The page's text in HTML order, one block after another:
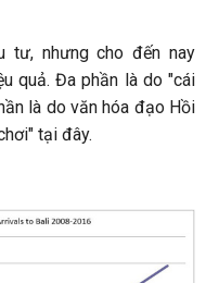
tư, nhưng cho đến nay
quả. Đa phần là do "cái
là do văn hóa đạo Hồi
tại đây.